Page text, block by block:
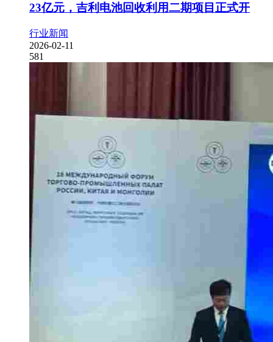
23亿元，吉利电池回收利用二期项目正式开
行业新闻
2026-02-11
581